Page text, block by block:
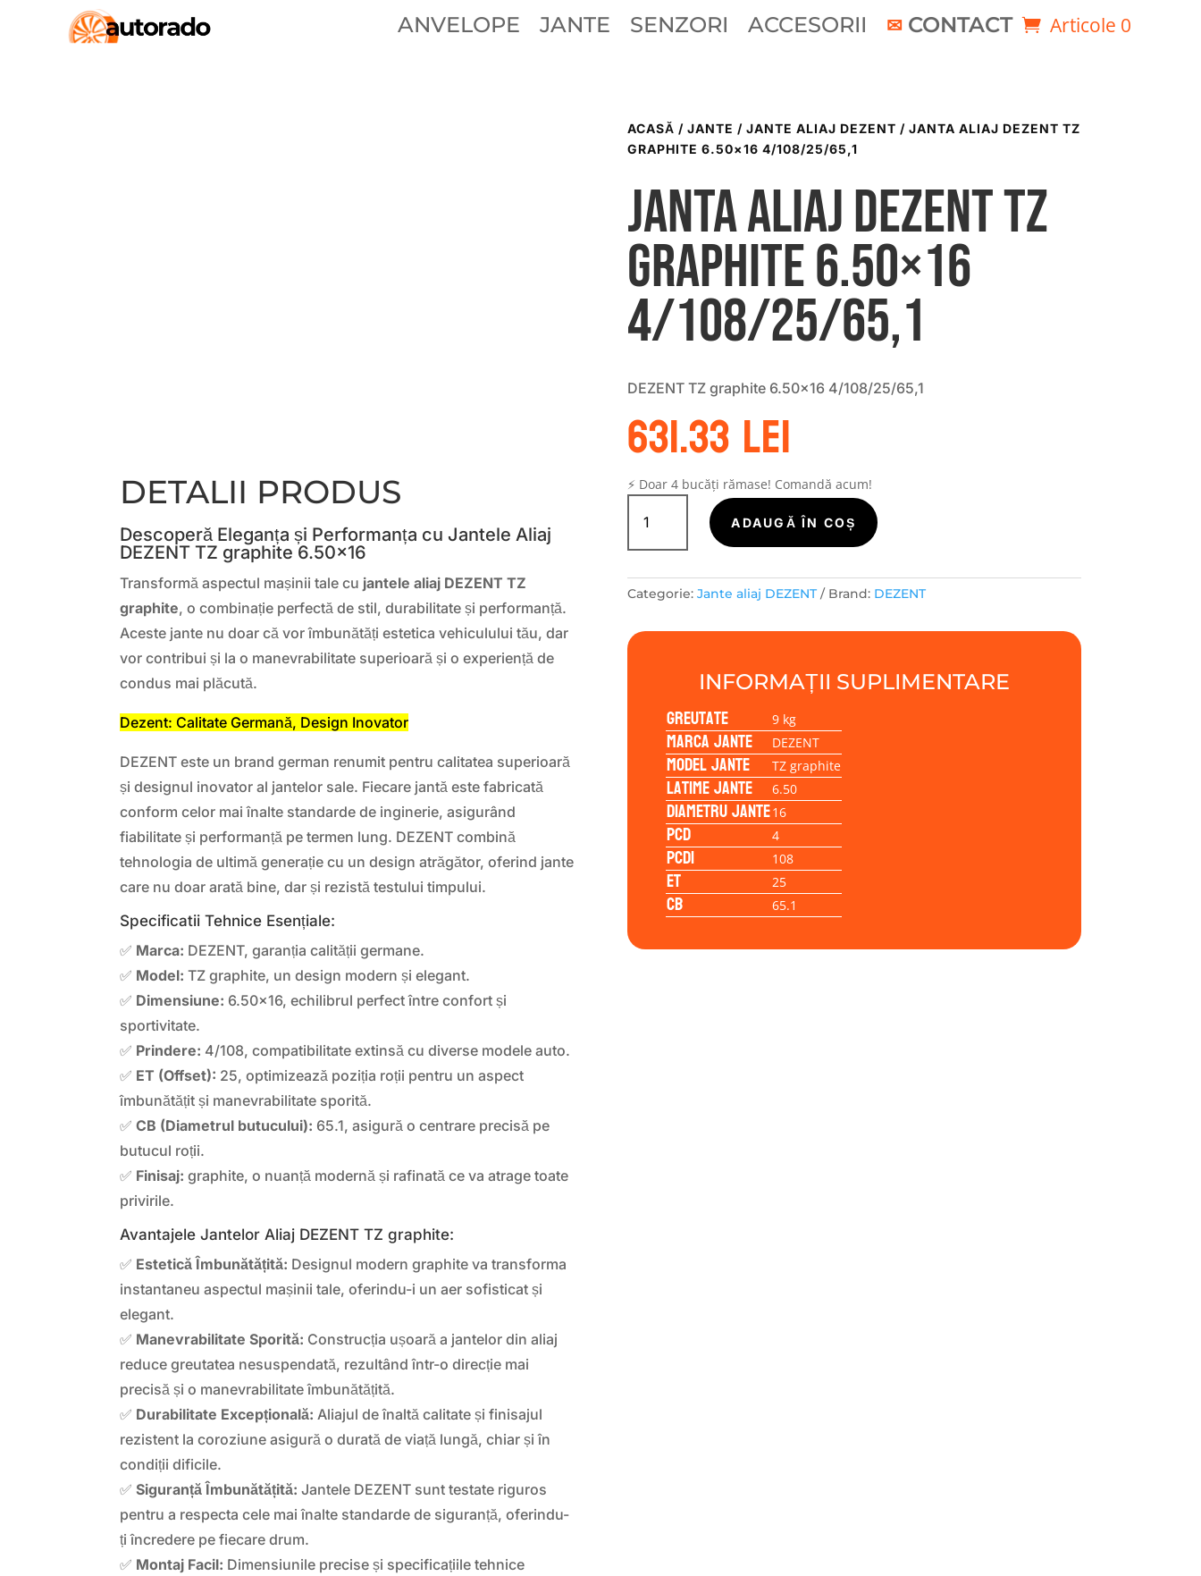
ANVELOPE JANTE SENZORI ACCESORII CONTACT Articole 0
DETALII PRODUS
Descoperă Eleganța și Performanța cu Jantele Aliaj
DEZENT TZ graphite 6.50×16
Transformă aspectul mașinii tale cu jantele aliaj DEZENT TZ
graphite, o combinație perfectă de stil, durabilitate și performanță.
Aceste jante nu doar că vor îmbunătăți estetica vehiculului tău, dar
vor contribui și la o manevrabilitate superioară și o experiență de
condus mai plăcută.
Dezent: Calitate Germană, Design Inovator
DEZENT este un brand german renumit pentru calitatea superioară
și designul inovator al jantelor sale. Fiecare jantă este fabricată
conform celor mai înalte standarde de inginerie, asigurând
fiabilitate și performanță pe termen lung. DEZENT combină
tehnologia de ultimă generație cu un design atrăgător, oferind jante
care nu doar arată bine, dar și rezistă testului timpului.
Specificatii Tehnice Esențiale:
✅ Marca: DEZENT, garanția calității germane.
✅ Model: TZ graphite, un design modern și elegant.
✅ Dimensiune: 6.50×16, echilibrul perfect între confort și
sportivitate.
✅ Prindere: 4/108, compatibilitate extinsă cu diverse modele auto.
✅ ET (Offset): 25, optimizează poziția roții pentru un aspect
îmbunătățit și manevrabilitate sporită.
✅CB (Diametrul butucului): 65.1, asigură o centrare precisă pe
butucul roții.
✅ Finisaj: graphite, o nuanță modernă și rafinată ce va atrage toate
privirile.
Avantajele Jantelor Aliaj DEZENT TZ graphite:
✅ Estetică Îmbunătățită: Designul modern graphite va transforma
instantaneu aspectul mașinii tale, oferindu-i un aer sofisticat și
elegant.
✅ Manevrabilitate Sporită: Construcția ușoară a jantelor din aliaj
reduce greutatea nesuspendată, rezultând într-o direcție mai
precisă și o manevrabilitate îmbunătățită.
✅ Durabilitate Excepțională: Aliajul de înaltă calitate și finisajul
rezistent la coroziune asigură o durată de viață lungă, chiar și în
condiții dificile.
✅Siguranță Îmbunătățită: Jantele DEZENT sunt testate riguros
pentru a respecta cele mai înalte standarde de siguranță, oferindu-
ți încredere pe fiecare drum.
✅ Montaj Facil: Dimensiunile precise și specificațiile tehnice
ACASĂ / JANTE / JANTE ALIAJ DEZENT / JANTA ALIAJ DEZENT TZ
GRAPHITE 6.50×16 4/108/25/65,1
Janta aliaj DEZENT TZ
graphite 6.50×16
4/108/25/65,1
DEZENT TZ graphite 6.50×16 4/108/25/65,1
631.33lei
⚡ Doar 4 bucăți rămase! Comandă acum!
Cantitate
Janta
aliaj
TZ
graphite
6.50x16
4/108/25/65,1
ADAUGĂ ÎN COȘ
Categorie: Jante aliaj DEZENT Brand: DEZENT
INFORMAȚII SUPLIMENTARE
Greutate 9 kg
Marca jante DEZENT
Model jante TZ graphite
Latime jante 6.50
Diametru jante16
PCD 4
PCD1 108
ET 25
CB 65.1